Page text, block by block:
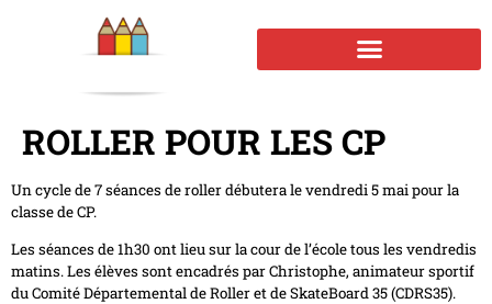
ROLLER POUR LES CP
Un cycle de 7 séances de roller débutera le vendredi 5 mai pour la
classe de CP.
Les séances de 1h30 ont lieu sur la cour de l’école tous les vendredis
matins. Les élèves sont encadrés par Christophe, animateur sportif
du Comité Départemental de Roller et de SkateBoard 35 (CDRS35).